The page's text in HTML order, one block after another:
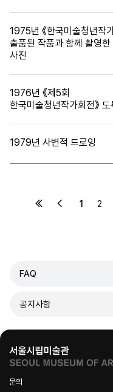
1975년 《한국미술청년작
출품된 작품과 함께 촬영한
사진
1976년 《제5회
한국미술청년작가회전》 도
1979년 사변적 드로잉
1 2
FAQ
공지사항
문의